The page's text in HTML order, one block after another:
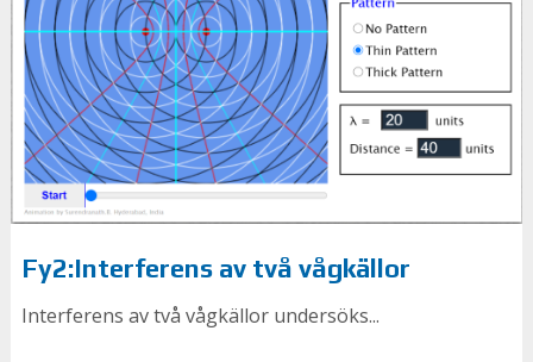
Fy2:Interferens av två vågkällor
Interferens av två vågkällor undersöks...